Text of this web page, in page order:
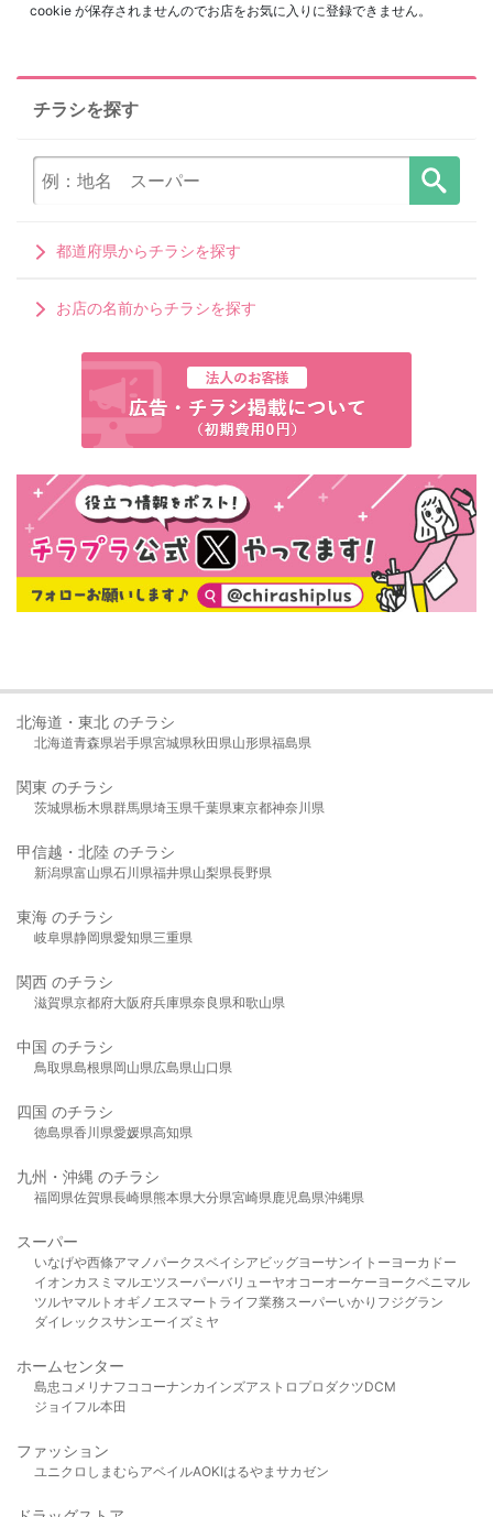
cookie が保存されませんのでお店をお気に入りに登録できません。
チラシを探す
都道府県からチラシを探す
お店の名前からチラシを探す
北海道・東北 のチラシ
北海道青森県岩手県宮城県秋田県山形県福島県
関東 のチラシ
茨城県栃木県群馬県埼玉県千葉県東京都神奈川県
甲信越・北陸 のチラシ
新潟県富山県石川県福井県山梨県長野県
東海 のチラシ
岐阜県静岡県愛知県三重県
関西 のチラシ
滋賀県京都府大阪府兵庫県奈良県和歌山県
中国 のチラシ
鳥取県島根県岡山県広島県山口県
四国 のチラシ
徳島県香川県愛媛県高知県
九州・沖縄 のチラシ
福岡県佐賀県長崎県熊本県大分県宮崎県鹿児島県沖縄県
スーパー
いなげや西條アマノパークスベイシア ビッグヨーサンイトーヨーカドー
イオンカスミ マルエツスーパーバリューヤオコーオーケー ヨークベニマル
ツルヤマルト オギノ エスマート ライフ業務スーパーいかり フジグラン
ダイレックスサンエーイズミヤ
ホームセンター
島忠 コメリ ナフコ コーナンカインズアストロプロダクツDCM
ジョイフル本田
ファッション
ユニクロ しまむら アベイルAOKIはるやま サカゼン